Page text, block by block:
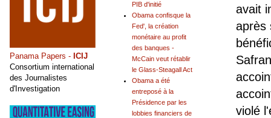
avait
après
violé
PIB d'initié
Obama confisque la
Fed', la création
monétaire au profit
des banques -
McCain veut rétablir
le Glass-Steagall Act
Obama a été
entreposé à la
Présidence par les
lobbies financiers de
Panama Papers - ICIJ
Consortium international
des Journalistes
d'Investigation